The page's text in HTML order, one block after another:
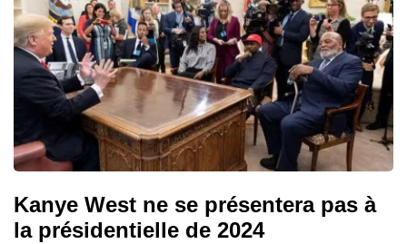
Kanye West ne se présentera pas à
la présidentielle de 2024